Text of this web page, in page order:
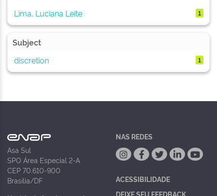
Lima, Luciana Leite 1
Subject
discretion
1
Asa Sul
SPO Área Especial 2-A
CEP 70.610-900
Brasília/DF
NAS REDES
ACESSIBILIDADE
DEIXE SEU FEEDBACK